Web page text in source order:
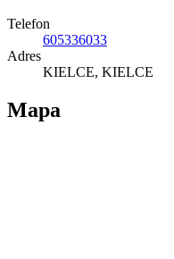
Telefon
605336033
Adres
KIELCE, KIELCE
Mapa